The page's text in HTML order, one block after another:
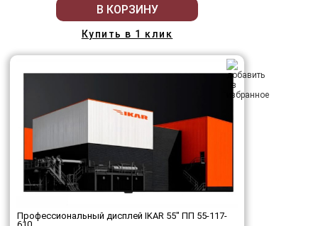
В КОРЗИНУ
Купить в 1 клик
Профессиональный дисплей IKAR 55" ПП 55-117-